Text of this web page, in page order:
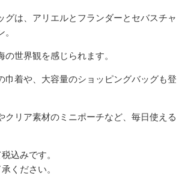
グは、アリエルとフランダーとセバスチャ
世界観を感じられます。
巾着や、大容量のショッピングバッグも登
クリア素材のミニポーチなど、毎日使える
込みです。
ください。